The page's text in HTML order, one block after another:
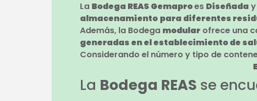
La Bodega REAS Gemaproes Diseñada y
almacenamiento para diferentes
Además, la Bodega modularofrece una
generadas en el establecimiento de
Considerando el número y tipo de
La Bodega REAS se